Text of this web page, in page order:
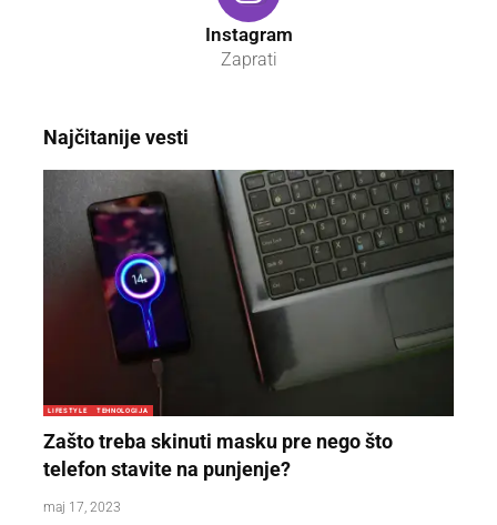
Instagram
Zaprati
Najčitanije vesti
LIFESTYLE TEHNOLOGIJA
Zašto treba skinuti masku pre nego što
telefon stavite na punjenje?
maj 17, 2023